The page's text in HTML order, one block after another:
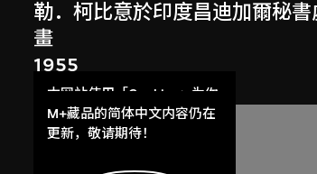
勒．柯比意於印度昌迪加爾秘書
畫
1955
本网站使用「Cookies」为你
提供最好的网站体验。
了解更多
M+藏品的简体中文内容仍在
更新，敬请期待！